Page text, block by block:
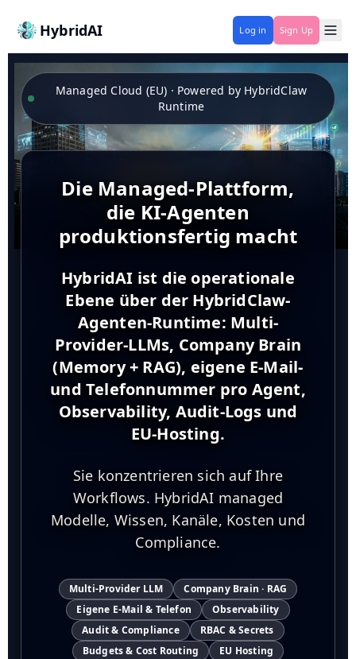
HybridAI Log in Sign Up
Managed Cloud (EU) · Powered by HybridClaw
Runtime
Die Managed-Plattform,
die KI-Agenten
produktionsfertig macht
HybridAI ist die operationale
Ebene über der HybridClaw-
Agenten-Runtime: Multi-
Provider-LLMs, Company Brain
(Memory + RAG), eigene E-Mail-
und Telefonnummer pro Agent,
Observability, Audit-Logs und
EU-Hosting.
Sie konzentrieren sich auf Ihre
Workflows. HybridAI managed
Modelle, Wissen, Kanäle, Kosten und
Compliance.
Multi-Provider LLM
Company Brain · RAG
Eigene E-Mail & Telefon
Observability
Audit & Compliance
RBAC & Secrets
Budgets & Cost Routing
EU Hosting